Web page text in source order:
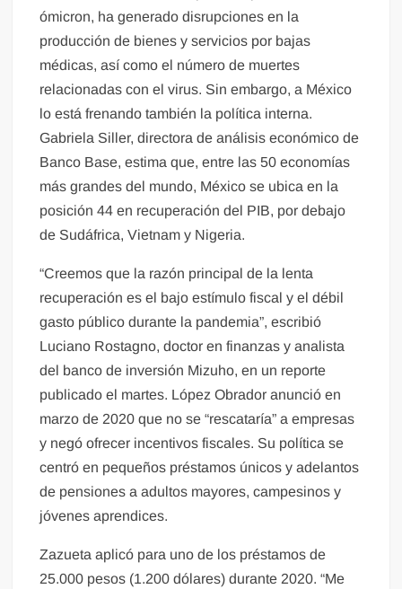
ómicron, ha generado disrupciones en la
producción de bienes y servicios por bajas
médicas, así como el número de muertes
relacionadas con el virus. Sin embargo, a México
lo está frenando también la política interna.
Gabriela Siller, directora de análisis económico de
Banco Base, estima que, entre las 50 economías
más grandes del mundo, México se ubica en la
posición 44 en recuperación del PIB, por debajo
de Sudáfrica, Vietnam y Nigeria.
“Creemos que la razón principal de la lenta
recuperación es el bajo estímulo fiscal y el débil
gasto público durante la pandemia”, escribió
Luciano Rostagno, doctor en finanzas y analista
del banco de inversión Mizuho, en un reporte
publicado el martes. López Obrador anunció en
marzo de 2020 que no se “rescataría” a empresas
y negó ofrecer incentivos fiscales. Su política se
centró en pequeños préstamos únicos y adelantos
de pensiones a adultos mayores, campesinos y
jóvenes aprendices.
Zazueta aplicó para uno de los préstamos de
25.000 pesos (1.200 dólares) durante 2020. “Me